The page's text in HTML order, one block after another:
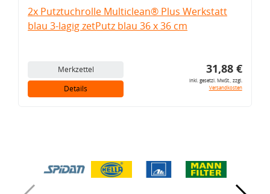
2x Putztuchrolle Multiclean® Plus Werkstatt
blau 3-lagig zetPutz blau 36 x 36 cm
Merkzettel
Details
31,88 €
inkl. gesetzl. MwSt., zzgl.
Versandkosten